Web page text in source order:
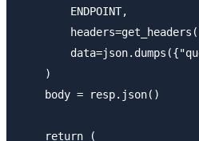
        ENDPOINT,
    )
    body = resp.json()
    return (